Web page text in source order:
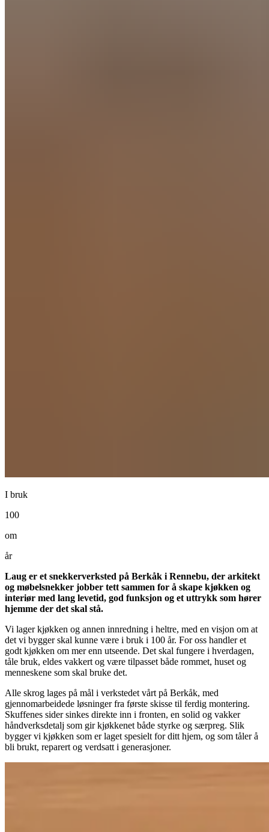
I bruk
100
om
år
Laug er et snekkerverksted på Berkåk i Rennebu, der arkitekt
og møbelsnekker jobber tett sammen for å skape kjøkken og
interiør med lang levetid, god funksjon og et uttrykk som hører
hjemme der det skal stå.
Vi lager kjøkken og annen innredning i heltre, med en visjon om at
det vi bygger skal kunne være i bruk i 100 år. For oss handler et
godt kjøkken om mer enn utseende. Det skal fungere i hverdagen,
tåle bruk, eldes vakkert og være tilpasset både rommet, huset og
menneskene som skal bruke det.
Alle skrog lages på mål i verkstedet vårt på Berkåk, med
gjennomarbeidede løsninger fra første skisse til ferdig montering.
Skuffenes sider sinkes direkte inn i fronten, en solid og vakker
håndverksdetalj som gir kjøkkenet både styrke og særpreg. Slik
bygger vi kjøkken som er laget spesielt for ditt hjem, og som tåler å
bli brukt, reparert og verdsatt i generasjoner.